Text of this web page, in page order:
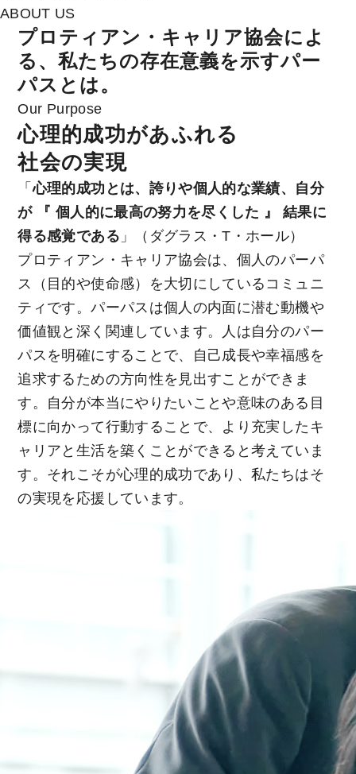
ABOUT US
プロティアン・キャリア協会によ
る、私たちの存在意義を示すパー
パスとは。
Our Purpose
心理的成功があふれる
社会の実現
「心理的成功とは、誇りや個人的な業績、自分
が 『 個人的に最高の努力を尽くした 』 結果に
得る感覚である 」（ダグラス・T・ホール）
プロティアン・キャリア協会は、個人のパーパ
ス（目的や使命感）を大切にしているコミュニ
ティです。パーパスは個人の内面に潜む動機や
価値観と深く関連しています。人は自分のパー
パスを明確にすることで、自己成長や幸福感を
追求するための方向性を見出すことができま
す。自分が本当にやりたいことや意味のある目
標に向かって行動することで、より充実したキ
ャリアと生活を築くことができると考えていま
す。それこそが心理的成功であり、私たちはそ
の実現を応援しています。